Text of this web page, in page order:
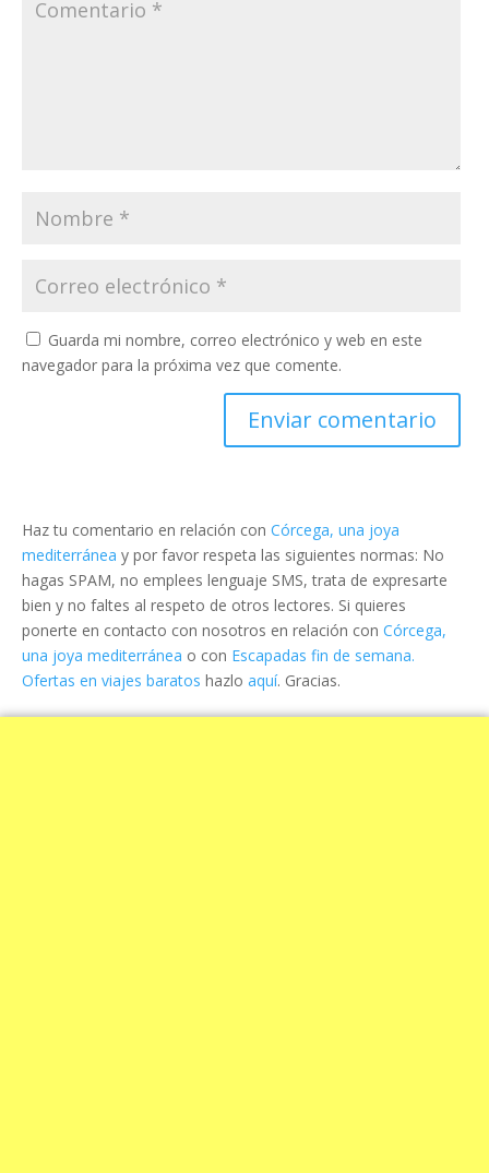
Guarda mi nombre, correo electrónico y web en este
navegador para la próxima vez que comente.
Haz tu comentario en relación con Córcega, una joya
mediterránea y por favor respeta las siguientes normas: No
hagas SPAM, no emplees lenguaje SMS, trata de expresarte
bien y no faltes al respeto de otros lectores. Si quieres
ponerte en contacto con nosotros en relación con Córcega,
una joya mediterránea o con Escapadas fin de semana.
Ofertas en viajes baratos hazlo aquí. Gracias.